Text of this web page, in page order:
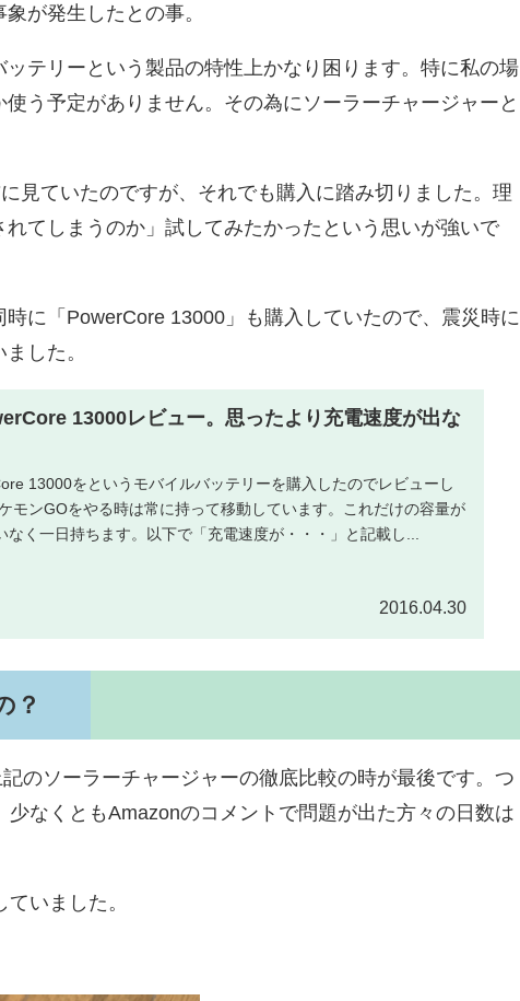
が発生したとの事。
テリーという製品の特性上かなり困ります。特に私の場
う予定がありません。その為にソーラーチャージャーと
見ていたのですが、それでも購入に踏み切りました。理
てしまうのか」試してみたかったという思いが強いで
に「PowerCore 13000」も購入していたので、震災時に
した。
13000レビュー。思ったより充電速度が出な
13000をというモバイルバッテリーを購入したのでレビューし
モンGOをやる時は常に持って移動しています。これだけの容量が
なく一日持ちます。以下で「充電速度が・・・」と記載し...
2016.04.30
？
のソーラーチャージャーの徹底比較の時が最後です。つ
なくともAmazonのコメントで問題が出た方々の日数は
いました。